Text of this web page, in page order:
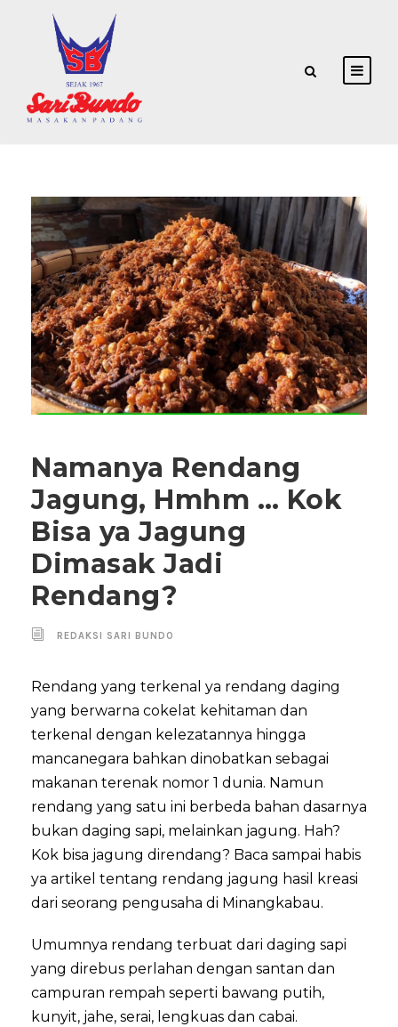
Namanya Rendang
Jagung, Hmhm … Kok
Bisa ya Jagung
Dimasak Jadi
Rendang?
REDAKSI SARI BUNDO
Rendang yang terkenal ya rendang daging
yang berwarna cokelat kehitaman dan
terkenal dengan kelezatannya hingga
mancanegara bahkan dinobatkan sebagai
makanan terenak nomor 1 dunia. Namun
rendang yang satu ini berbeda bahan dasarnya
bukan daging sapi, melainkan jagung. Hah?
Kok bisa jagung direndang? Baca sampai habis
ya artikel tentang rendang jagung hasil kreasi
dari seorang pengusaha di Minangkabau.
Umumnya rendang terbuat dari daging sapi
yang direbus perlahan dengan santan dan
campuran rempah seperti bawang putih,
kunyit, jahe, serai, lengkuas dan cabai.